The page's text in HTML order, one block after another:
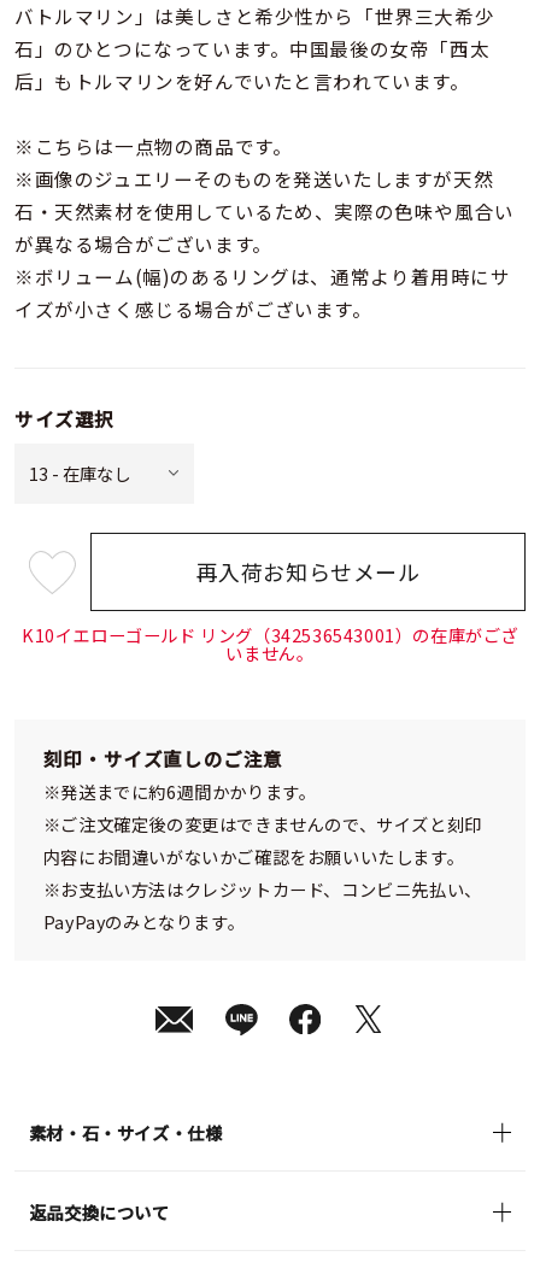
価格 ¥0
在庫 在庫ありのみ
バトルマリン」は美しさと希少性から「世界三大希少
石」のひとつになっています。中国最後の女帝「西太
后」もトルマリンを好んでいたと言われています。
※こちらは一点物の商品です。
※画像のジュエリーそのものを発送いたしますが天然
石・天然素材を使用しているため、実際の色味や風合い
が異なる場合がございます。
※ボリューム(幅)のあるリングは、通常より着用時にサ
イズが小さく感じる場合がございます。
サイズ選択
¥96,800 (tax
in)
再入荷お知らせメール
K10イエローゴールド リング（342536543001）の在庫がござ
いません。
刻印・サイズ直しのご注意
※発送までに約6週間かかります。
※ご注文確定後の変更はできませんので、サイズと刻印
内容にお間違いがないかご確認をお願いいたします。
※お支払い方法はクレジットカード、コンビニ先払い、
PayPayのみとなります。
素材・石・サイズ・仕様
返品交換について